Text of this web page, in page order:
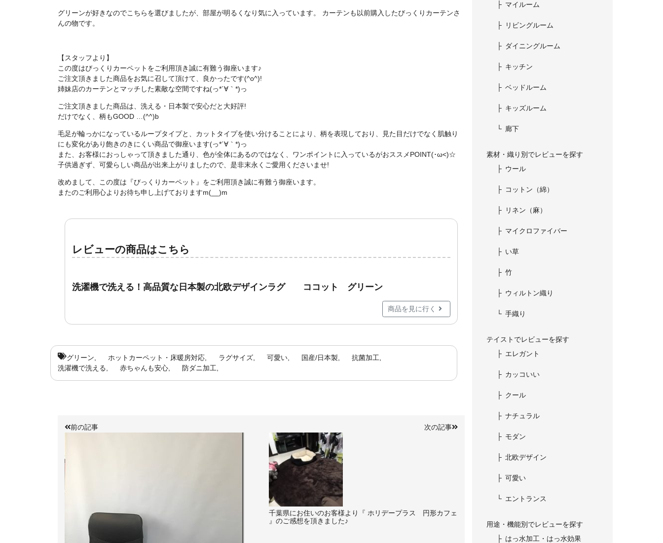
グリーンが好きなのでこちらを選びましたが、部屋が明るくなり気に入っています。 カーテンも以前購入したびっくりカーテンさ
んの物です。
【スタッフより】
この度はびっくりカーペットをご利用頂き誠に有難う御座います♪
ご注文頂きました商品をお気に召して頂けて、良かったです(^o^)!
姉妹店のカーテンとマッチした素敵な空間ですね(っ*´∀｀*)っ
ご注文頂きました商品は、洗える・日本製で安心だと大好評!
だけでなく、柄もGOOD …(^^)b
毛足が輪っかになっているループタイプと、カットタイプを使い分けることにより、柄を表現しており、見た目だけでなく肌触り
にも変化があり飽きのきにくい商品で御座います(っ*´∀｀*)っ
また、お客様におっしゃって頂きました通り、色が全体にあるのではなく、ワンポイントに入っているがおススメPOINT(･ω<)☆
子供過ぎず、可愛らしい商品が出来上がりましたので、是非末永くご愛用くださいませ!
改めまして、この度は『びっくりカーペット』をご利用頂き誠に有難う御座います。
またのご利用心よりお待ち申し上げておりますm(__)m
レビューの商品はこちら
洗濯機で洗える！高品質な日本製の北欧デザインラグ ココット グリーン
商品を見に行く
グリーン ホットカーペット・床暖房対応 ラグサイズ 可愛い 国産/日本製
抗菌加工
洗濯機で洗える
赤ちゃんも安心 防ダニ加工
前の記事 次の記事
千葉県にお住いのお客様より『 ホリデープラス 円形カフェ
』のご感想を頂きました♪
マイルーム
リビングルーム
ダイニングルーム
キッチン
ベッドルーム
キッズルーム
廊下
素材・織り別でレビューを探す
ウール
コットン（綿）
リネン（麻）
マイクロファイバー
い草
竹
ウィルトン織り
手織り
テイストでレビューを探す
エレガント
カッコいい
クール
ナチュラル
モダン
北欧デザイン
可愛い
エントランス
用途・機能別でレビューを探す
はっ水加工・はっ水効果